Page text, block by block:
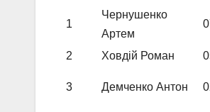
1
Чернушенко
Артем
2
Ховдій Роман
3 Демченко Антон